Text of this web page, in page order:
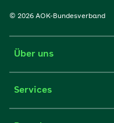
© 2026 AOK-Bundesverband
Über uns
Services